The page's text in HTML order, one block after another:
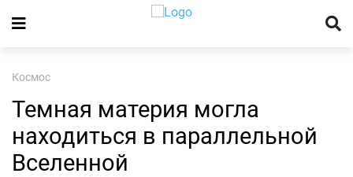
Космос
Темная материя могла
находиться в параллельной
Вселенной